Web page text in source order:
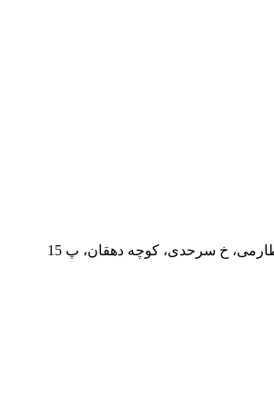
طارمی، خ سرحدی، کوچه دهقان، پ 15